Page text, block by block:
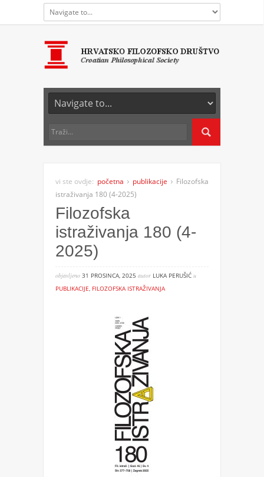
vi ste ovdje: početna publikacije
Filozofska
istraživanja 180 (4-2025)
Filozofska
istraživanja 180 (4-
2025)
objavljeno31 PROSINCA, 2025 autorLUKA PERUŠIĆ u
PUBLIKACIJE, FILOZOFSKA ISTRAŽIVANJA